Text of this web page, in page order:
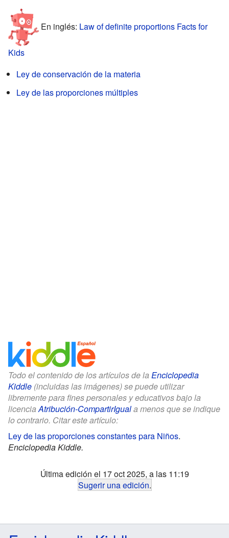
En inglés: Law of definite proportions Facts for
Kids
Ley de conservación de la materia
Ley de las proporciones múltiples
Todo el contenido de los artículos de la Enciclopedia
Kiddle (incluidas las imágenes) se puede utilizar
libremente para fines personales y educativos bajo la
licencia Atribución-CompartirIguala menos que se indique
lo contrario. Citar este artículo:
Ley de las proporciones constantes para Niños.
Enciclopedia Kiddle.
Última edición el 17 oct 2025, a las 11:19
Sugerir una edición.